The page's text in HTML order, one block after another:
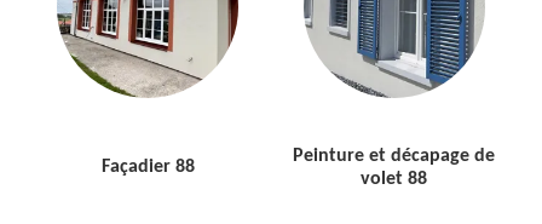
Façadier 88
Peinture et décapage de
volet 88